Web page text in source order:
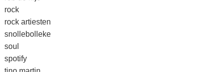
rock
rock artiesten
snollebolleke
soul
spotify